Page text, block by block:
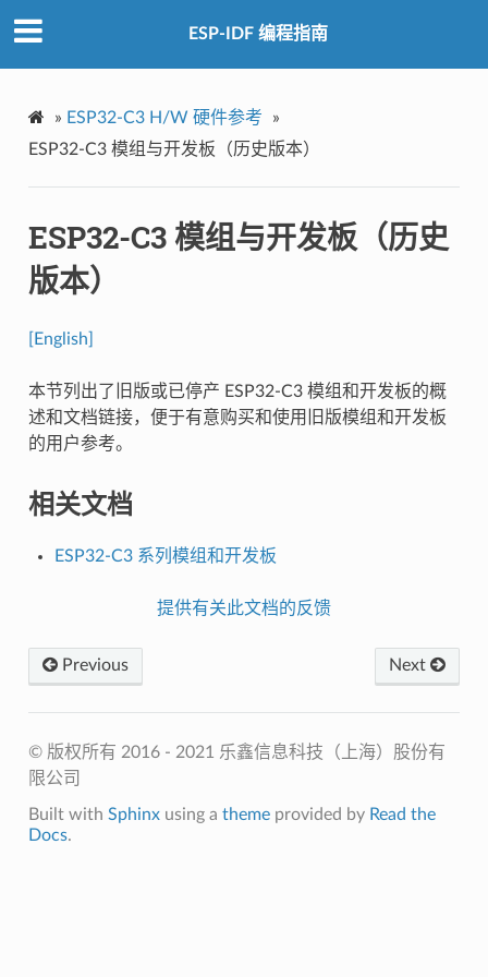
ESP-IDF 编程指南
» ESP32-C3 H/W 硬件参考
»
ESP32-C3 模组与开发板（历史版本）
ESP32-C3 模组与开发板（历史
版本）
[English]
本节列出了旧版或已停产 ESP32-C3 模组和开发板的概
述和文档链接，便于有意购买和使用旧版模组和开发板
的用户参考。
相关文档
ESP32-C3 系列模组和开发板
提供有关此文档的反馈
Next
Previous
© 版权所有 2016 - 2021 乐鑫信息科技（上海）股份有
限公司
Built with Sphinxusing a themeprovided by Read the
Docs.